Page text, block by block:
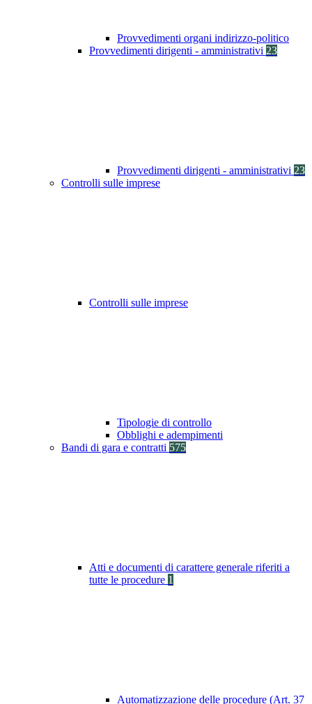
Provvedimenti organi indirizzo-politico
Provvedimenti dirigenti - amministrativi 23
Provvedimenti dirigenti - amministrativi 23
Controlli sulle imprese
Controlli sulle imprese
Tipologie di controllo
Obblighi e adempimenti
Bandi di gara e contratti 575
Atti e documenti di carattere generale riferiti a
tutte le procedure 1
Automatizzazione delle procedure (Art. 37